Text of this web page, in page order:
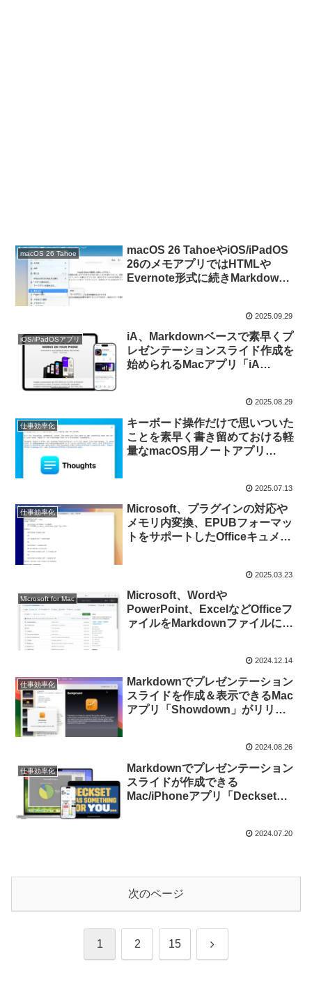
macOS 26 Tahoe
macOS 26 TahoeやiOS/iPadOS
26のメモアプリではHTMLや
Evernote形式に続きMarkdown
2025.09.29
iOS/iPadOSアプリ
iA、Markdownベースで素早くプ
レゼンテーションスライド作成を
始められるMacアプリ「iA
2025.08.29
仕事効率化
キーボード操作だけで思いついた
ことを素早く書き留めておける軽
量なmacOS用ノートアプリ
2025.07.13
仕事効率化
Microsoft、プラグインの対応や
メモリ内変換、EPUBフォーマッ
トをサポートしたOfficeキュメン
2025.03.23
Microsoft for Mac
Microsoft、Wordや
PowerPoint、ExcelなどOfficeフ
ァイルをMarkdownファイルに変
2024.12.14
仕事効率化
Markdownでプレゼンテーション
スライドを作成＆表示できるMac
アプリ「Showdown」がリリー
2024.08.26
仕事効率化
Markdownでプレゼンテーション
スライドが作成できる
Mac/iPhoneアプリ「Deckset」
2024.07.20
次のページ
1 2 15 次